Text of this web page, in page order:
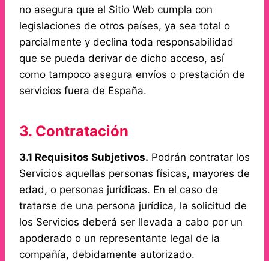
no asegura que el Sitio Web cumpla con
legislaciones de otros países, ya sea total o
parcialmente y declina toda responsabilidad
que se pueda derivar de dicho acceso, así
como tampoco asegura envíos o prestación de
servicios fuera de España.
3. Contratación
3.1 Requisitos Subjetivos. Podrán contratar los
Servicios aquellas personas físicas, mayores de
edad, o personas jurídicas. En el caso de
tratarse de una persona jurídica, la solicitud de
los Servicios deberá ser llevada a cabo por un
apoderado o un representante legal de la
compañía, debidamente autorizado.